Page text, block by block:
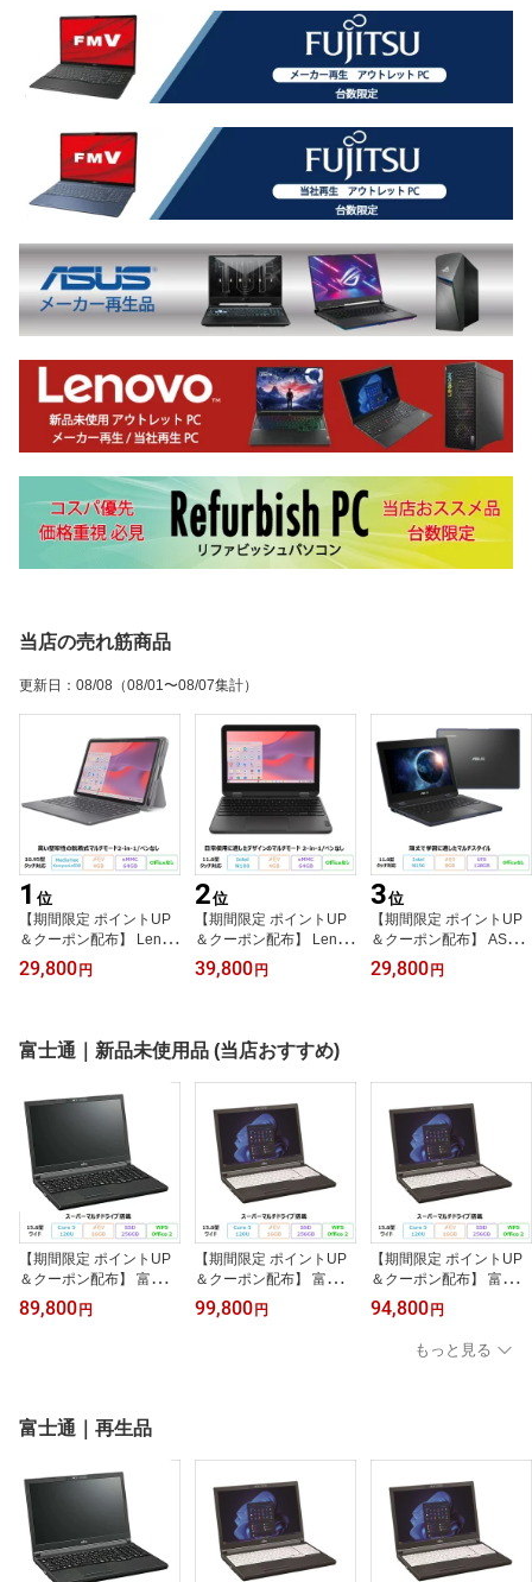
当店の売れ筋商品
更新日 ： 08/08 （08/01〜08/07集計）
1 位
【期間限定 ポイントUP
＆クーポン配布】 Lenov
o Chromebook Duet ED
U G2 2in1 ノートパソコ
o 838 メモリ4GB eMMC
64GB 10.95インチ タッ
29,800円
2位
【期間限定 ポイントUP
＆クーポン配布】 Lenov
o 500e Chromebook Ge
n 4s 2in1 ノートパソコ
MC64GB 11.6インチ タ
ッチ対応 再生品Sランク
39,800円
3位
【期間限定 ポイントUP
＆クーポン配布】 ASUS
BR1104F 2in1 ノートパ
ソコン BR1104FTA-NS0
品Sランク
29,800円
富士通｜新品未使用品 (当店おすすめ)
【期間限定 ポイントUP
＆クーポン配布】 富士通
LIFEBOOK A5513/R ノ
ートパソコン FMVA0F04
ンク
89,800円
【期間限定 ポイントUP
＆クーポン配布】 富士通
LIFEBOOK A5513/RX ノ
ートパソコン FMVA0F05
99,800円
【期間限定 ポイントUP
＆クーポン配布】 富士通
LIFEBOOK A5513/RX ノ
ートパソコン FMVA0F05
7P Windows11 Pro Offic
e付き Core 5 120U メモ
94,800円
もっと見る
富士通｜再生品